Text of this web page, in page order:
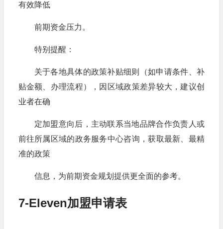
有效降低
前期资金压力。
特别提醒：
关于各地具体的政策补贴细则（如申请条件、补
贴金额、办理流程），因区域政策差异较大，建议创
业者在确
定加盟意向后，主动联系当地品牌合作负责人或
前往所属区域的政务服务中心咨询，获取最新、最精
准的政策
信息，为前期资金规划提供更全面的参考。
7-Eleven加盟申请表